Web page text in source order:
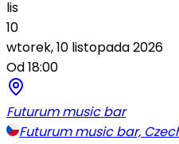
lis
10
wtorek, 10 listopada 2026
Od 18:00
Futurum music bar
Futurum music bar,